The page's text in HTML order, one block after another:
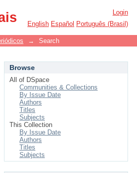
Login
English Español Português (Brasil)
→ Search
Browse
All of DSpace
Communities & Collections
By Issue Date
Authors
Titles
Subjects
This Collection
By Issue Date
Authors
Titles
Subjects